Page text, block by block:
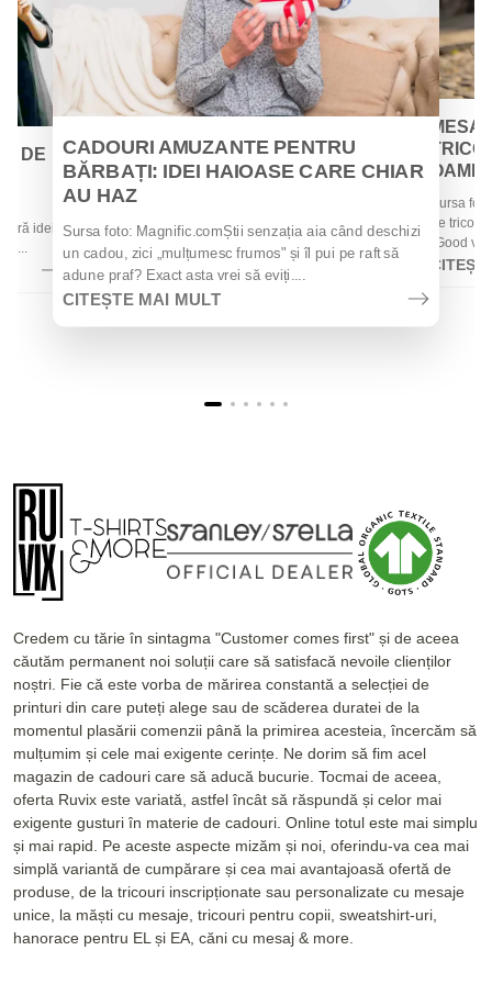
DE
idei
la...
CADOURI AMUZANTE PENTRU
BĂRBAȚI: IDEI HAIOASE CARE CHIAR
AU HAZ
Sursa foto: Magnific.comȘtii senzația aia când deschizi
un cadou, zici „mulțumesc frumos" și îl pui pe raft să
adune praf? Exact asta vrei să eviți....
CITEȘTE MAI MULT
Sursa
de
„Good
Credem cu tărie în sintagma "Customer comes first" și de aceea
căutăm permanent noi soluții care să satisfacă nevoile clienților
noștri. Fie că este vorba de mărirea constantă a selecției de
printuri din care puteți alege sau de scăderea duratei de la
momentul plasării comenzii până la primirea acesteia, încercăm să
mulțumim și cele mai exigente cerințe. Ne dorim să fim acel
magazin de cadouri care să aducă bucurie. Tocmai de aceea,
oferta Ruvix este variată, astfel încât să răspundă și celor mai
exigente gusturi în materie de cadouri. Online totul este mai simplu
și mai rapid. Pe aceste aspecte mizăm și noi, oferindu-va cea mai
simplă variantă de cumpărare și cea mai avantajoasă ofertă de
produse, de la tricouri inscripționate sau personalizate cu mesaje
unice, la măști cu mesaje, tricouri pentru copii, sweatshirt-uri,
hanorace pentru EL și EA, căni cu mesaj & more.